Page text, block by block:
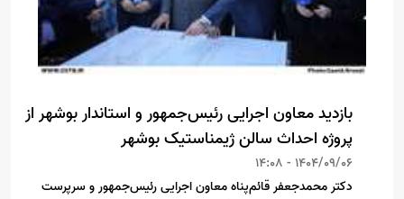
بازدید معاون اجرایی رئیس‌جمهور و استاندار بوشهر از
پروژه احداث سالن ژیمناستیک بوشهر
1404/09/06 - 14:08
دکتر محمدجعفر قائم‌پناه معاون اجرایی رئیس‌جمهور و سرپرست